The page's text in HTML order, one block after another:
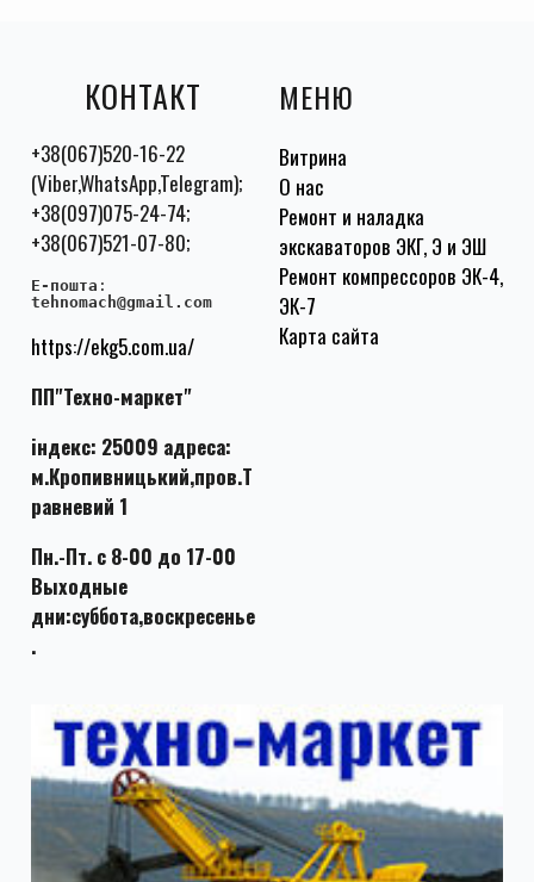
КОНТАКТ
+38(067)520-16-22
(Viber,WhatsApp,Telegram);
+38(097)075-24-74;
+38(067)521-07-80;
E-пошта :
tehnomach@gmail.com
https://ekg5.com.ua/
ПП"Техно-маркет"
індекс: 25009 адреса:
м.Кропивницький,пров.Т
равневий 1
Пн.-Пт. с 8-00 до 17-00
Выходные
дни:суббота,воскресенье
.
МЕНЮ
Витрина
О нас
Ремонт и наладка
экскаваторов ЭКГ, Э и ЭШ
Ремонт компрессоров ЭК-4,
ЭК-7
Карта сайта